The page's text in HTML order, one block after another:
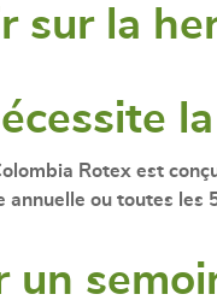
sur la
Rotex est
ou toutes
un